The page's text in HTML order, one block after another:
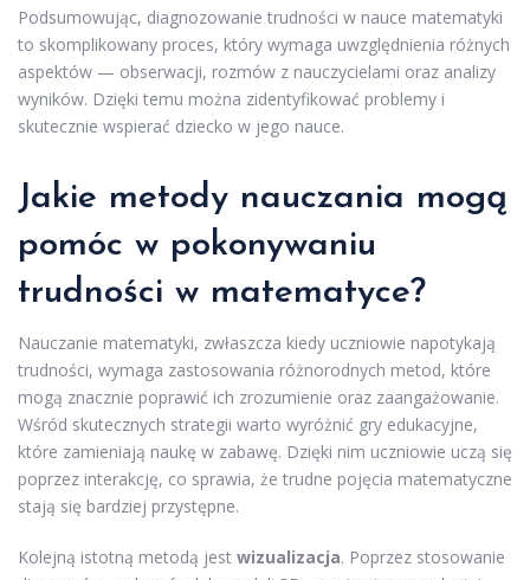
Podsumowując, diagnozowanie trudności w nauce matematyki
to skomplikowany proces, który wymaga uwzględnienia różnych
aspektów — obserwacji, rozmów z nauczycielami oraz analizy
wyników. Dzięki temu można zidentyfikować problemy i
skutecznie wspierać dziecko w jego nauce.
Jakie metody nauczania mogą
pomóc w pokonywaniu
trudności w matematyce?
Nauczanie matematyki, zwłaszcza kiedy uczniowie napotykają
trudności, wymaga zastosowania różnorodnych metod, które
mogą znacznie poprawić ich zrozumienie oraz zaangażowanie.
Wśród skutecznych strategii warto wyróżnić gry edukacyjne,
które zamieniają naukę w zabawę. Dzięki nim uczniowie uczą się
poprzez interakcję, co sprawia, że trudne pojęcia matematyczne
stają się bardziej przystępne.
Kolejną istotną metodą jest wizualizacja. Poprzez stosowanie